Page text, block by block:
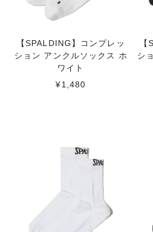
【SPALDING】コンプレッ
ション アンクルソックス ホ
ワイト
¥1,480
シ